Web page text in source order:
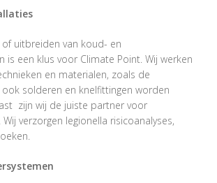
uitbreiden van koud- en
is een klus voor Climate Point. Wij werken
en materialen, zoals de
solderen en knelfittingen worden
zijn wij de juiste partner voor
verzorgen legionella risicoanalyses,